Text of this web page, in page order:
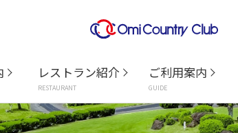
レストラン紹介
RESTAURANT
ご利用案内
GUIDE